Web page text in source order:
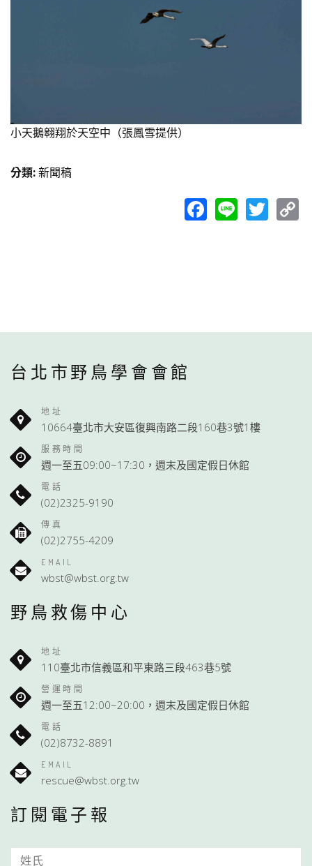
小天鵝翱翔於天空中（張鳳雪提供）
分類:新聞稿
Facebook
Line
台北市野鳥學會會館
地址
10664臺北市大安區復興南路二段160巷3號1樓
服務時間
週一至五09:00~17:30，週末及國定假日休館
電話
(02)2325-9190
傳真
(02)2755-4209
EMAIL
wbst@wbst.org.tw
野鳥救傷中心
地址
110臺北市信義區和平東路三段463巷5號
營運時間
週一至五12:00~20:00，週末及國定假日休館
電話
(02)8732-8891
EMAIL
rescue@wbst.org.tw
訂閱電子報